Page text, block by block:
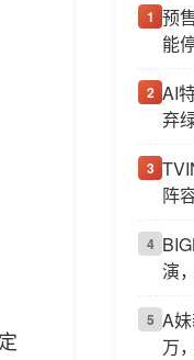
1 预
能
2 AI
弃
3
阵
4
演
5 A
万